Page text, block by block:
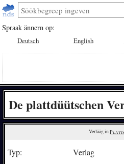
Spraak ännern op:
Deutsch English
De plattdüütschen
Verlääg in
Typ:
Verlag